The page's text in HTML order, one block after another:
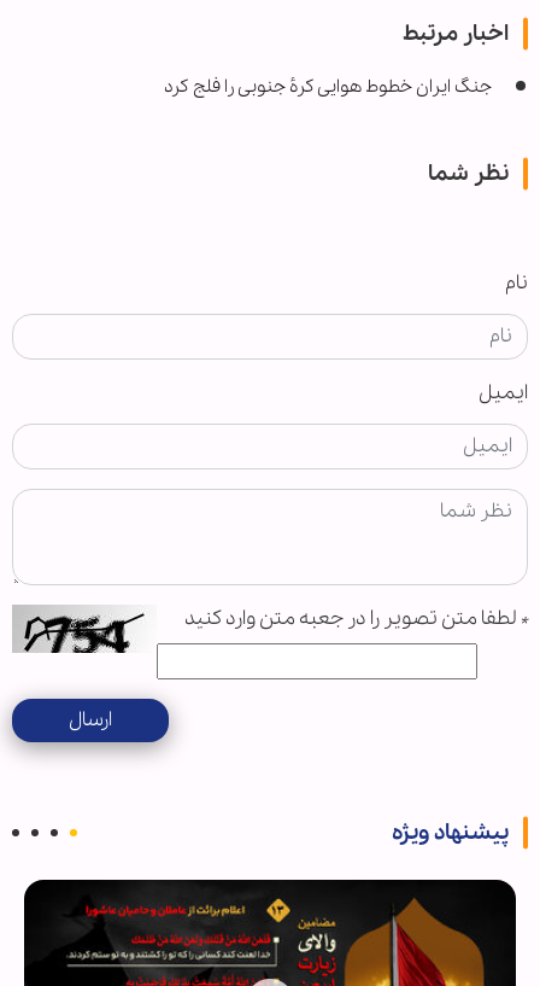
اخبار مرتبط
جنگ ایران خطوط هوایی کرهٔ ‌جنوبی را فلج کرد
نظر شما
نام
ایمیل
* لطفا متن تصویر را در جعبه متن وارد کنید
ارسال
پیشنهاد ویژه